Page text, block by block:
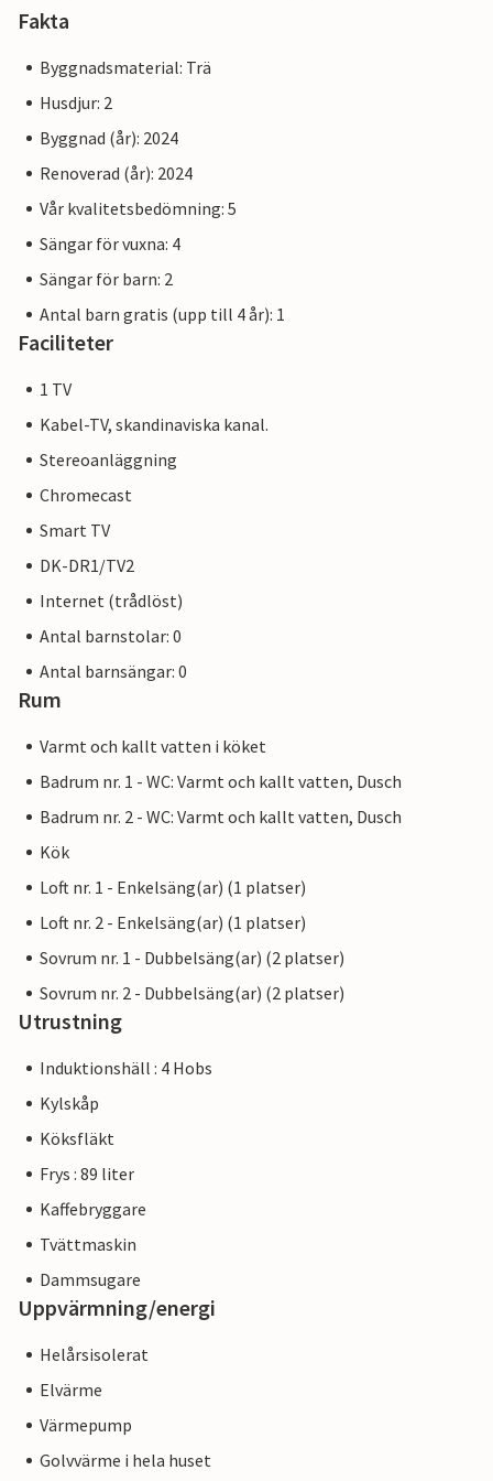
Praktisk information
Receptionsbyggnaden fungerar som en central mötesplats
information, utan också inspiration till aktiviteter och
utflykter i området. Vi erbjuder en kontinental frukost till
ett pris av DKK 195 per person.
Notera: Sängkläder, 1 handduk och 1 kökshandduk ingår i
hyran.
Fakta
Byggnadsmaterial: Trä
Husdjur: 2
Byggnad (år): 2024
Renoverad (år): 2024
Vår kvalitetsbedömning: 5
Sängar för vuxna: 4
Sängar för barn: 2
Antal barn gratis (upp till 4 år): 1
Faciliteter
1 TV
Kabel-TV, skandinaviska kanal.
Stereoanläggning
Chromecast
Smart TV
DK-DR1/TV2
Internet (trådlöst)
Antal barnstolar: 0
Antal barnsängar: 0
Rum
Varmt och kallt vatten i köket
Badrum nr. 1 - WC: Varmt och kallt vatten, Dusch
Badrum nr. 2 - WC: Varmt och kallt vatten, Dusch
Kök
Loft nr. 1 - Enkelsäng(ar) (1 platser)
Loft nr. 2 - Enkelsäng(ar) (1 platser)
Sovrum nr. 1 - Dubbelsäng(ar) (2 platser)
Sovrum nr. 2 - Dubbelsäng(ar) (2 platser)
Utrustning
Induktionshäll : 4 Hobs
Kylskåp
Köksfläkt
Frys : 89 liter
Kaffebryggare
Tvättmaskin
Dammsugare
Uppvärmning/energi
Helårsisolerat
Elvärme
Värmepump
Golvvärme i hela huset